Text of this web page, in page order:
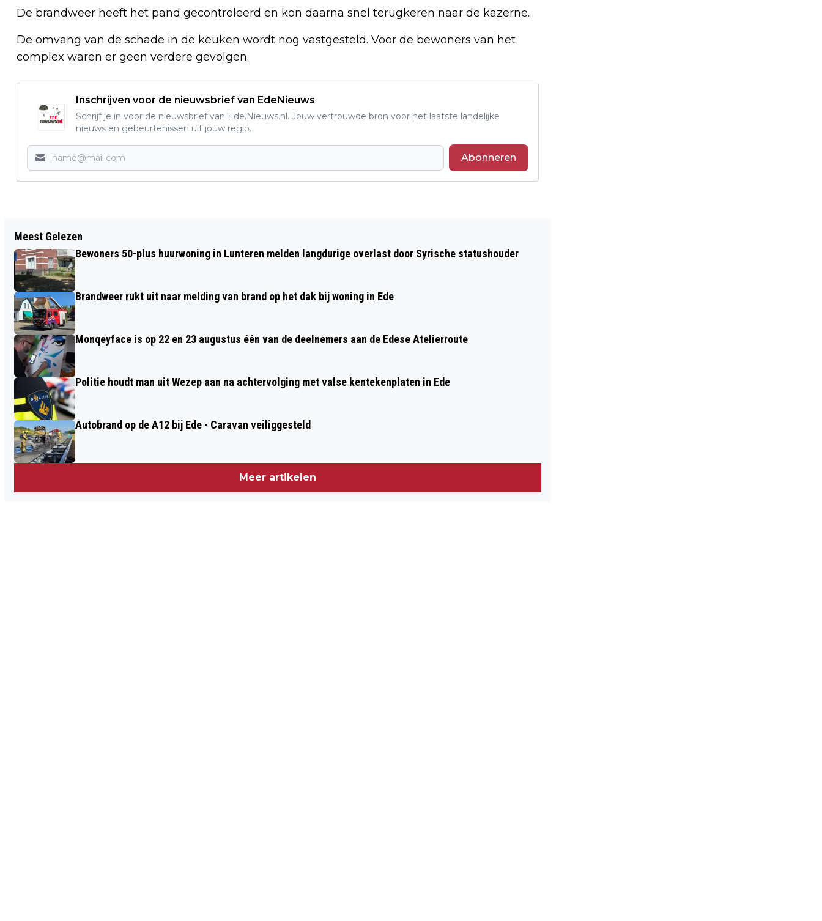
De brandweer heeft het pand gecontroleerd en kon daarna snel terugkeren naar de kazerne.
De omvang van de schade in de keuken wordt nog vastgesteld. Voor de bewoners van het
complex waren er geen verdere gevolgen.
Inschrijven voor de nieuwsbrief van EdeNieuws
Schrijf je in voor de nieuwsbrief van Ede.Nieuws.nl. Jouw vertrouwde bron voor het laatste landelijke
nieuws en gebeurtenissen uit jouw regio.
Abonneren
AUTOMOBILIST RAAKT IN DE SLIP EN
KOMT NAAST DE SNELWEG TERECHT IN
EDE
ASIELPLANNEN MINISTER FABER
Meest Gelezen
Bewoners 50-plus huurwoning in Lunteren melden langdurige overlast door Syrische statushouder
Brandweer rukt uit naar melding van brand op het dak bij woning in Ede
Monqeyface is op 22 en 23 augustus één van de deelnemers aan de Edese Atelierroute
Politie houdt man uit Wezep aan na achtervolging met valse kentekenplaten in Ede
Autobrand op de A12 bij Ede - Caravan veiliggesteld
Meer artikelen